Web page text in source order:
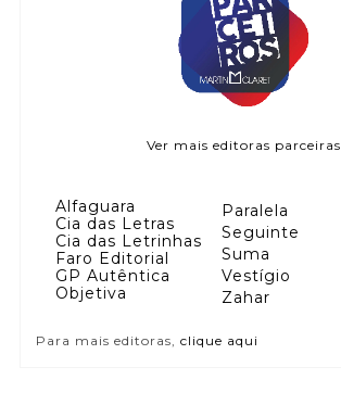
Ver mais editoras parceiras
Alfaguara
Cia das Letras
Cia das Letrinhas
Faro Editorial
GP Autêntica
Objetiva
Paralela
Seguinte
Suma
Vestígio
Zahar
Para mais editoras, clique aqui